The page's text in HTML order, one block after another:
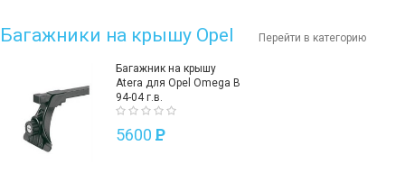
Багажники на крышу Opel Перейти в категорию
Багажник на крышу
Atera для Opel Omega B
94-04 г.в.
5600 P